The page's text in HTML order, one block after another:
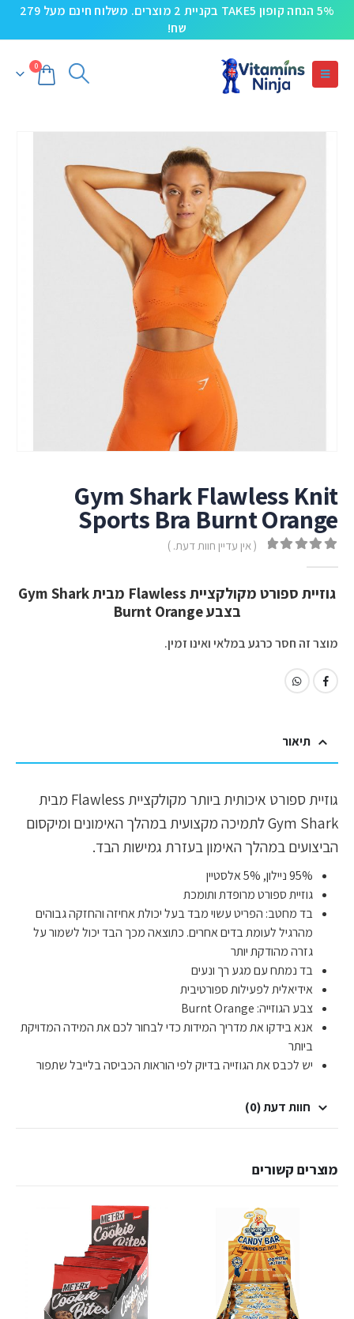
5% הנחה קופון TAKE5 בקניית 2 מוצרים. משלוח חינם מעל 279
שח!
0
Gym Shark Flawless Knit
Sports Bra Burnt Orange
( אין עדיין חוות דעת. )
גוזיית ספורט מקולקציית Flawless מבית Gym Shark
בצבע Burnt Orange
מוצר זה חסר כרגע במלאי ואינו זמין.
תיאור
גוזיית ספורט איכותית ביותר מקולקציית Flawless מבית
Gym Shark לתמיכה מקצועית במהלך האימונים ומיקסום
הביצועים במהלך האימון בעזרת גמישות הבד.
95% ניילון, 5% אלסטיין
גוזיית ספורט מרופדת ותומכת
בד מחטב: הפריט עשוי מבד בעל יכולת אחיזה והחזקה גבוהים
מהרגיל לעומת בדים אחרים. כתוצאה מכך הבד יכול לשמור על
גזרה מהודקת יותר
בד נמתח עם מגע רך ונעים
אידיאלית לפעילות ספורטיבית
צבע הגוזייה: Burnt Orange
אנא בידקו את מדריך המידות כדי לבחור לכם את המידה המדויקת
ביותר
יש לכבס את הגוזייה בדיוק לפי הוראות הכביסה בלייבל שתפור
חוות דעת (0)
מוצרים קשורים